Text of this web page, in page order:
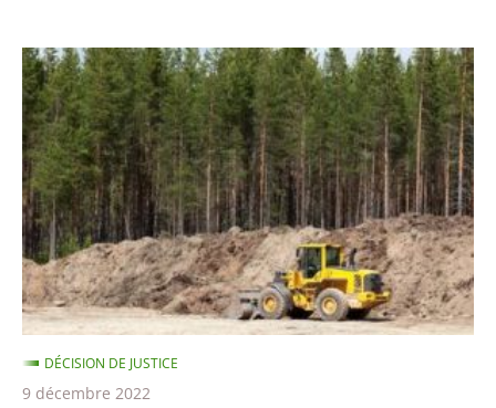
plastique
Réalisation
de
travaux
et
protection
des
espèces
protégées
:
le
Conseil
d’État
DÉCISION DE JUSTICE
9 décembre 2022